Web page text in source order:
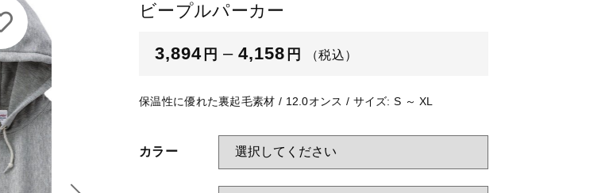
ビープルパーカー
3,894 円 – 4,158 円 （税込）
保温性に優れた裏起毛素材 / 12.0オンス / サイズ: S ～ XL
カラー
カートを確認する